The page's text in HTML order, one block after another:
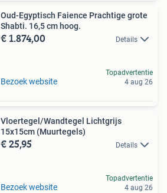
Oud-Egyptisch Faience Prachtige grote
Shabti. 16,5 cm hoog.
€ 1.874,00 Details
Bezoek website
Topadvertentie
4 aug 26
Vloertegel/Wandtegel Lichtgrijs
15x15cm (Muurtegels)
€ 25,95 Details
Bezoek website
Topadvertentie
4 aug 26